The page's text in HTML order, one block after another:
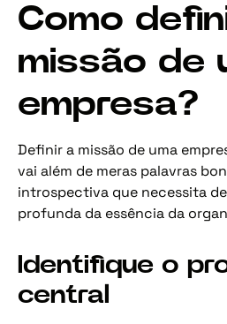
Como
missão de
empresa?
Definir a missão de uma
vai além de meras palavras
introspectiva que necessita
profunda da essência da
Identifique o
central